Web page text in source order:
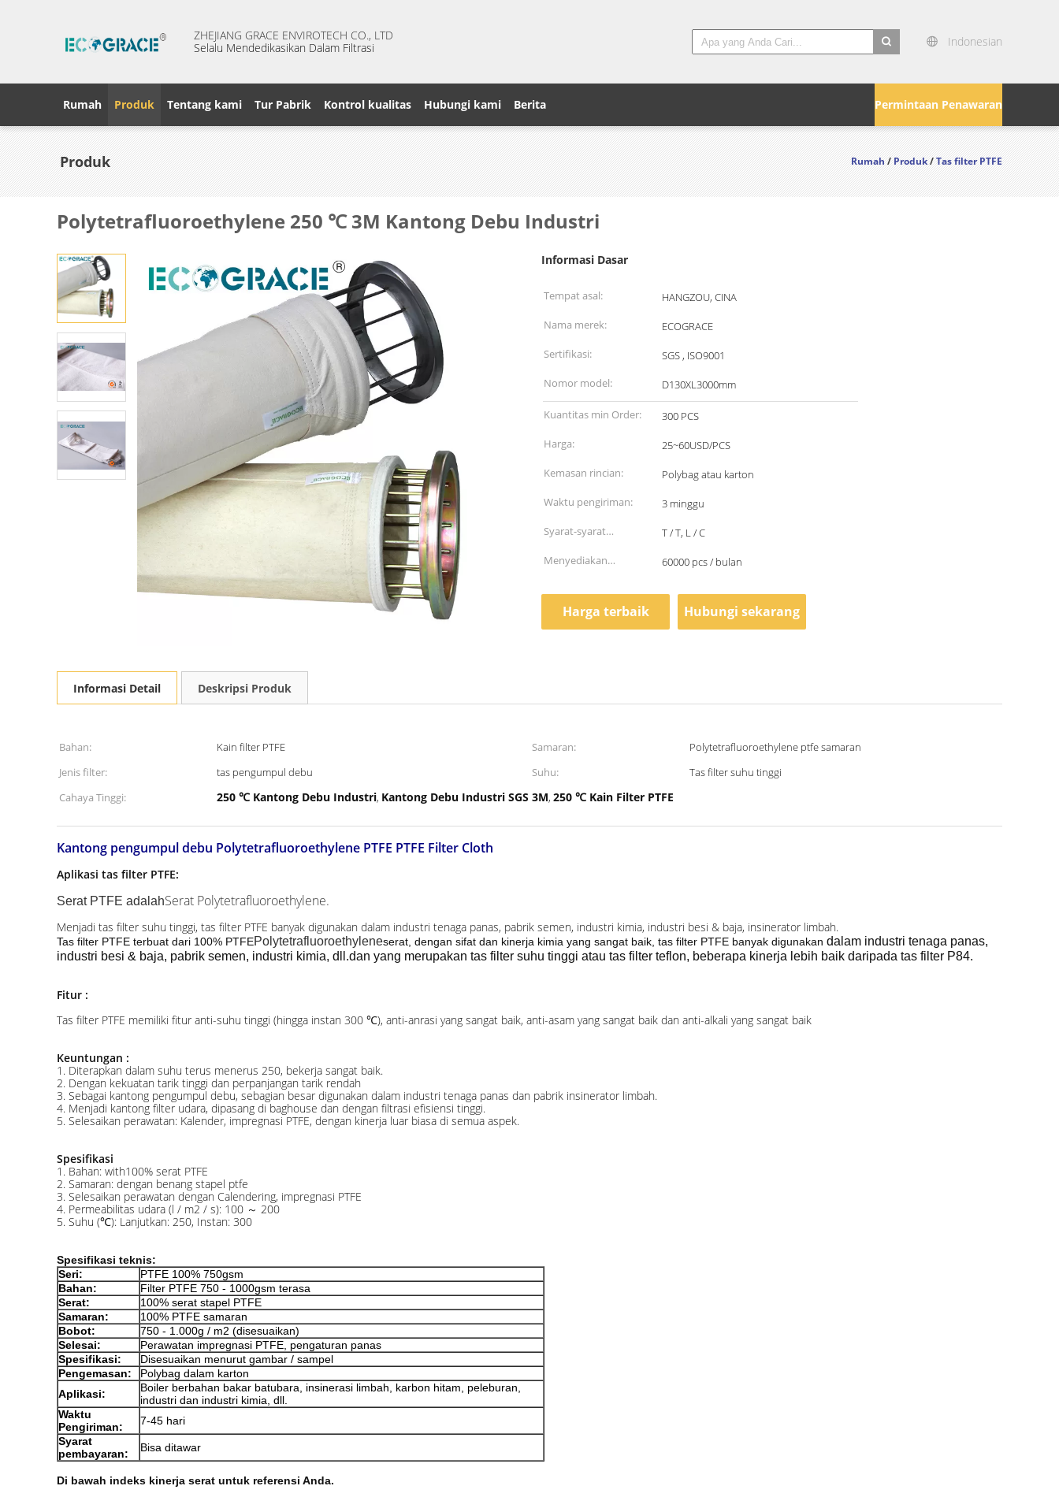
ZHEJIANG GRACE ENVIROTECH CO., LTD
Selalu Mendedikasikan Dalam Filtrasi
Indonesian
Permintaan Penawaran
Rumah Produk Tentang kami Tur Pabrik Kontrol kualitas Hubungi kami Berita
Produk Rumah/Produk/Tas filter PTFE
Polytetrafluoroethylene 250 ℃ 3M Kantong Debu Industri
Informasi Dasar
Tempat asal:
HANGZOU, CINA
Nama merek:
ECOGRACE
Sertifikasi:
SGS , ISO9001
Nomor model:
D130XL3000mm
Kuantitas min Order:
300 PCS
Harga:
25~60USD/PCS
Kemasan rincian:
Polybag atau karton
Waktu pengiriman:
3 minggu
Syarat-syarat
pembayaran:
T / T, L / C
Menyediakan
60000 pcs / bulan
Harga terbaik Hubungi sekarang
Informasi Detail Deskripsi Produk
Bahan: Kain filter PTFE Samaran:
Polytetrafluoroethylene ptfe samaran
Jenis filter:
tas pengumpul debu Suhu:
Tas filter suhu tinggi
Cahaya Tinggi:
250 ℃ Kantong Debu Industri, Kantong Debu Industri SGS 3M, 250 ℃ Kain Filter PTFE
Kantong pengumpul debu Polytetrafluoroethylene PTFE PTFE Filter Cloth
Aplikasi tas filter PTFE:
Serat PTFE adalahSerat Polytetrafluoroethylene.
Menjadi tas filter suhu tinggi, tas filter PTFE banyak digunakan dalam industri tenaga panas, pabrik semen, industri kimia, industri besi & baja, insinerator limbah.
Tas filter PTFE terbuat dari 100% PTFEPolytetrafluoroethyleneserat, dengan sifat dan kinerja kimia yang sangat baik, tas filter PTFE banyak digunakan dalam industri tenaga panas,
industri besi & baja, pabrik semen, industri kimia, dll.dan yang merupakan tas filter suhu tinggi atau tas filter teflon, beberapa kinerja lebih baik daripada tas filter P84.
Fitur :
Tas filter PTFE memiliki fitur anti-suhu tinggi (hingga instan 300 ℃), anti-anrasi yang sangat baik, anti-asam yang sangat baik dan anti-alkali yang sangat baik
Keuntungan :
1. Diterapkan dalam suhu terus menerus 250, bekerja sangat baik.
2. Dengan kekuatan tarik tinggi dan perpanjangan tarik rendah
3. Sebagai kantong pengumpul debu, sebagian besar digunakan dalam industri tenaga panas dan pabrik insinerator limbah.
4. Menjadi kantong filter udara, dipasang di baghouse dan dengan filtrasi efisiensi tinggi.
5. Selesaikan perawatan: Kalender, impregnasi PTFE, dengan kinerja luar biasa di semua aspek.
Spesifikasi
1. Bahan: with100% serat PTFE
2. Samaran: dengan benang stapel ptfe
3. Selesaikan perawatan dengan Calendering, impregnasi PTFE
4. Permeabilitas udara (l / m2 / s): 100 ～ 200
5. Suhu (℃): Lanjutkan: 250, Instan: 300
Spesifikasi teknis:
Seri:
PTFE 100% 750gsm
Bahan:
Filter PTFE 750 - 1000gsm terasa
Serat:
100% serat stapel PTFE
Samaran:
100% PTFE samaran
Bobot:
750 - 1.000g / m2 (disesuaikan)
Selesai:
Perawatan impregnasi PTFE, pengaturan panas
Spesifikasi:
Disesuaikan menurut gambar / sampel
Pengemasan:
Polybag dalam karton
Aplikasi:
Boiler berbahan bakar batubara, insinerasi limbah, karbon hitam, peleburan,
industri dan industri kimia, dll.
Waktu
Pengiriman:
7-45 hari
Syarat
pembayaran:
Bisa ditawar
Di bawah indeks kinerja serat untuk referensi Anda.